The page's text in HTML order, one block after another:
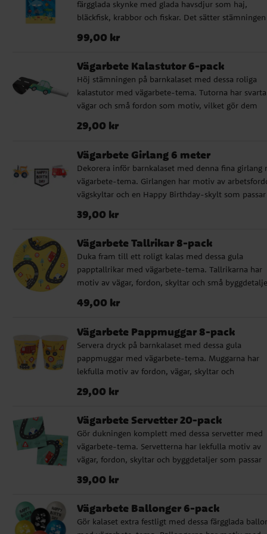
färgglada skynke med glada havsdjur som haj,
bläckfisk, krabbor och fiskar. Det sätter stämningen
Spänningen när barnen fiskar upp godispåsar och
höjdpunkter. Skynket har två praktiska hål med
öljetter, så att det är enkelt att fästa med krokar eller
hänga över ett bord eller en stol. Fiskdammen är
på nolltid. Varför välja fiskdamm på barnkalaset? ✓
Klassisk lek som passar barn 3-10 år ✓ Rolig
utomhus ✓ Kombinera med fiskespö för äkta
Perfekt för alla teman och kalas Storlek: 90 x 150 cm
Material: Polyester
Pris :99,00 kr
99,00 kr
Vägarbete Kalastutor 6-pack
Höj stämningen på barnkalaset med dessa roliga
kalastutor med vägarbete-tema. Tutorna har svarta
vägar och små fordon som motiv, vilket gör dem
och arbetsfordon. Kalastutorna är en enkel och
fiskdammen eller i kalaspåsarna. ✔ 6 kalastutor med
vägarbete-motiv ✔ Roliga till kalasbord, kalaspåsar
och fiskdamm ✔ Perfekta till barnkalas med
vägar och byggtema
Pris :29,00 kr
29,00 kr
Vägarbete Girlang 6 meter
Dekorera inför barnkalaset med denna fina girlang
vägarbete-tema. Girlangen har motiv av
vägskyltar och en Happy Birthday-skylt som passar
andra fordon. Girlangen är 6 meter lång och blir en
entrén. . ✔ Längd: ca 6 meter ✔ Motiv: ca 17 x 21
Girlang av FSC-certifierat papper
Pris :39,00 kr
39,00 kr
Vägarbete Tallrikar 8-pack
Duka fram till ett roligt kalas med dessa gula
papptallrikar med vägarbete-tema. Tallrikarna har
motiv av vägar, fordon, skyltar och små
lastbilar, traktorer och andra arbetsfordon.
dekorationer i samma tema och gör dukningen extra
lekfull. Ett bra val till barnkalas där byggarbetsplats,
fordon och vägar står i fokus. ✔ 8 papptallrikar med
vägarbete-motiv ✔ Diameter: ca 23 cm ✔ FSC-
certifierat papper
Pris :49,00 kr
49,00 kr
Vägarbete Pappmuggar 8-pack
Servera dryck på barnkalaset med dessa gula
pappmuggar med vägarbete-tema. Muggarna har
lekfulla motiv av fordon, vägar, skyltar och
grävmaskiner, traktorer, brandbilar och andra
med tallrikar, servetter och dekorationer i samma
tema för en enhetlig dukning. ✔ 8 pappmuggar med
vägarbete-motiv ✔ Rymmer 250 ml ✔ FSC-
papper
Pris :29,00 kr
29,00 kr
Vägarbete Servetter 20-pack
Gör dukningen komplett med dessa servetter med
vägarbete-tema. Servetterna har lekfulla motiv av
vägar, fordon, skyltar och byggdetaljer som passar
brandbilar och andra arbetsfordon. ✔ 20 servetter
lagers servetter av FSC-certifierat papper
Pris :39,00 kr
39,00 kr
Vägarbete Ballonger 6-pack
Gör kalaset extra festligt med dessa färgglada